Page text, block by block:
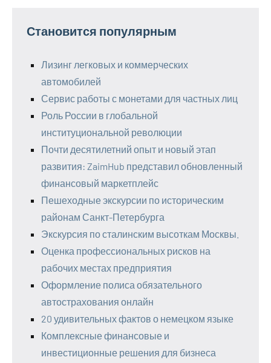
Становится популярным
Лизинг легковых и коммерческих
автомобилей
Сервис работы с монетами для частных лиц
Роль России в глобальной
институциональной революции
Почти десятилетний опыт и новый этап
развития: ZaimHub представил обновленный
финансовый маркетплейс
Пешеходные экскурсии по историческим
районам Санкт-Петербурга
Экскурсия по сталинским высоткам Москвы.
Оценка профессиональных рисков на
рабочих местах предприятия
Оформление полиса обязательного
автострахования онлайн
20 удивительных фактов о немецком языке
Комплексные финансовые и
инвестиционные решения для бизнеса